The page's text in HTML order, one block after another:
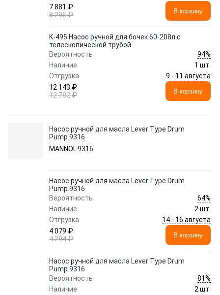
7 881 ₽
8 296 ₽
В корзину
K-495 Насос ручной для бочек 60-208л с
телескопической трубой
Вероятность
94%
Наличие
1 шт.
Отгрузка
9 - 11 августа
12 143 ₽
12 782 ₽
В корзину
Насос ручной для масла Lever Type Drum
Pump.9316
MANNOL9316
Насос ручной для масла Lever Type Drum
Pump.9316
Вероятность
64%
Наличие
2 шт.
Отгрузка
14 - 16 августа
4 079 ₽
4 294 ₽
В корзину
Насос ручной для масла Lever Type Drum
Pump.9316
Вероятность
81%
Наличие
2 шт.